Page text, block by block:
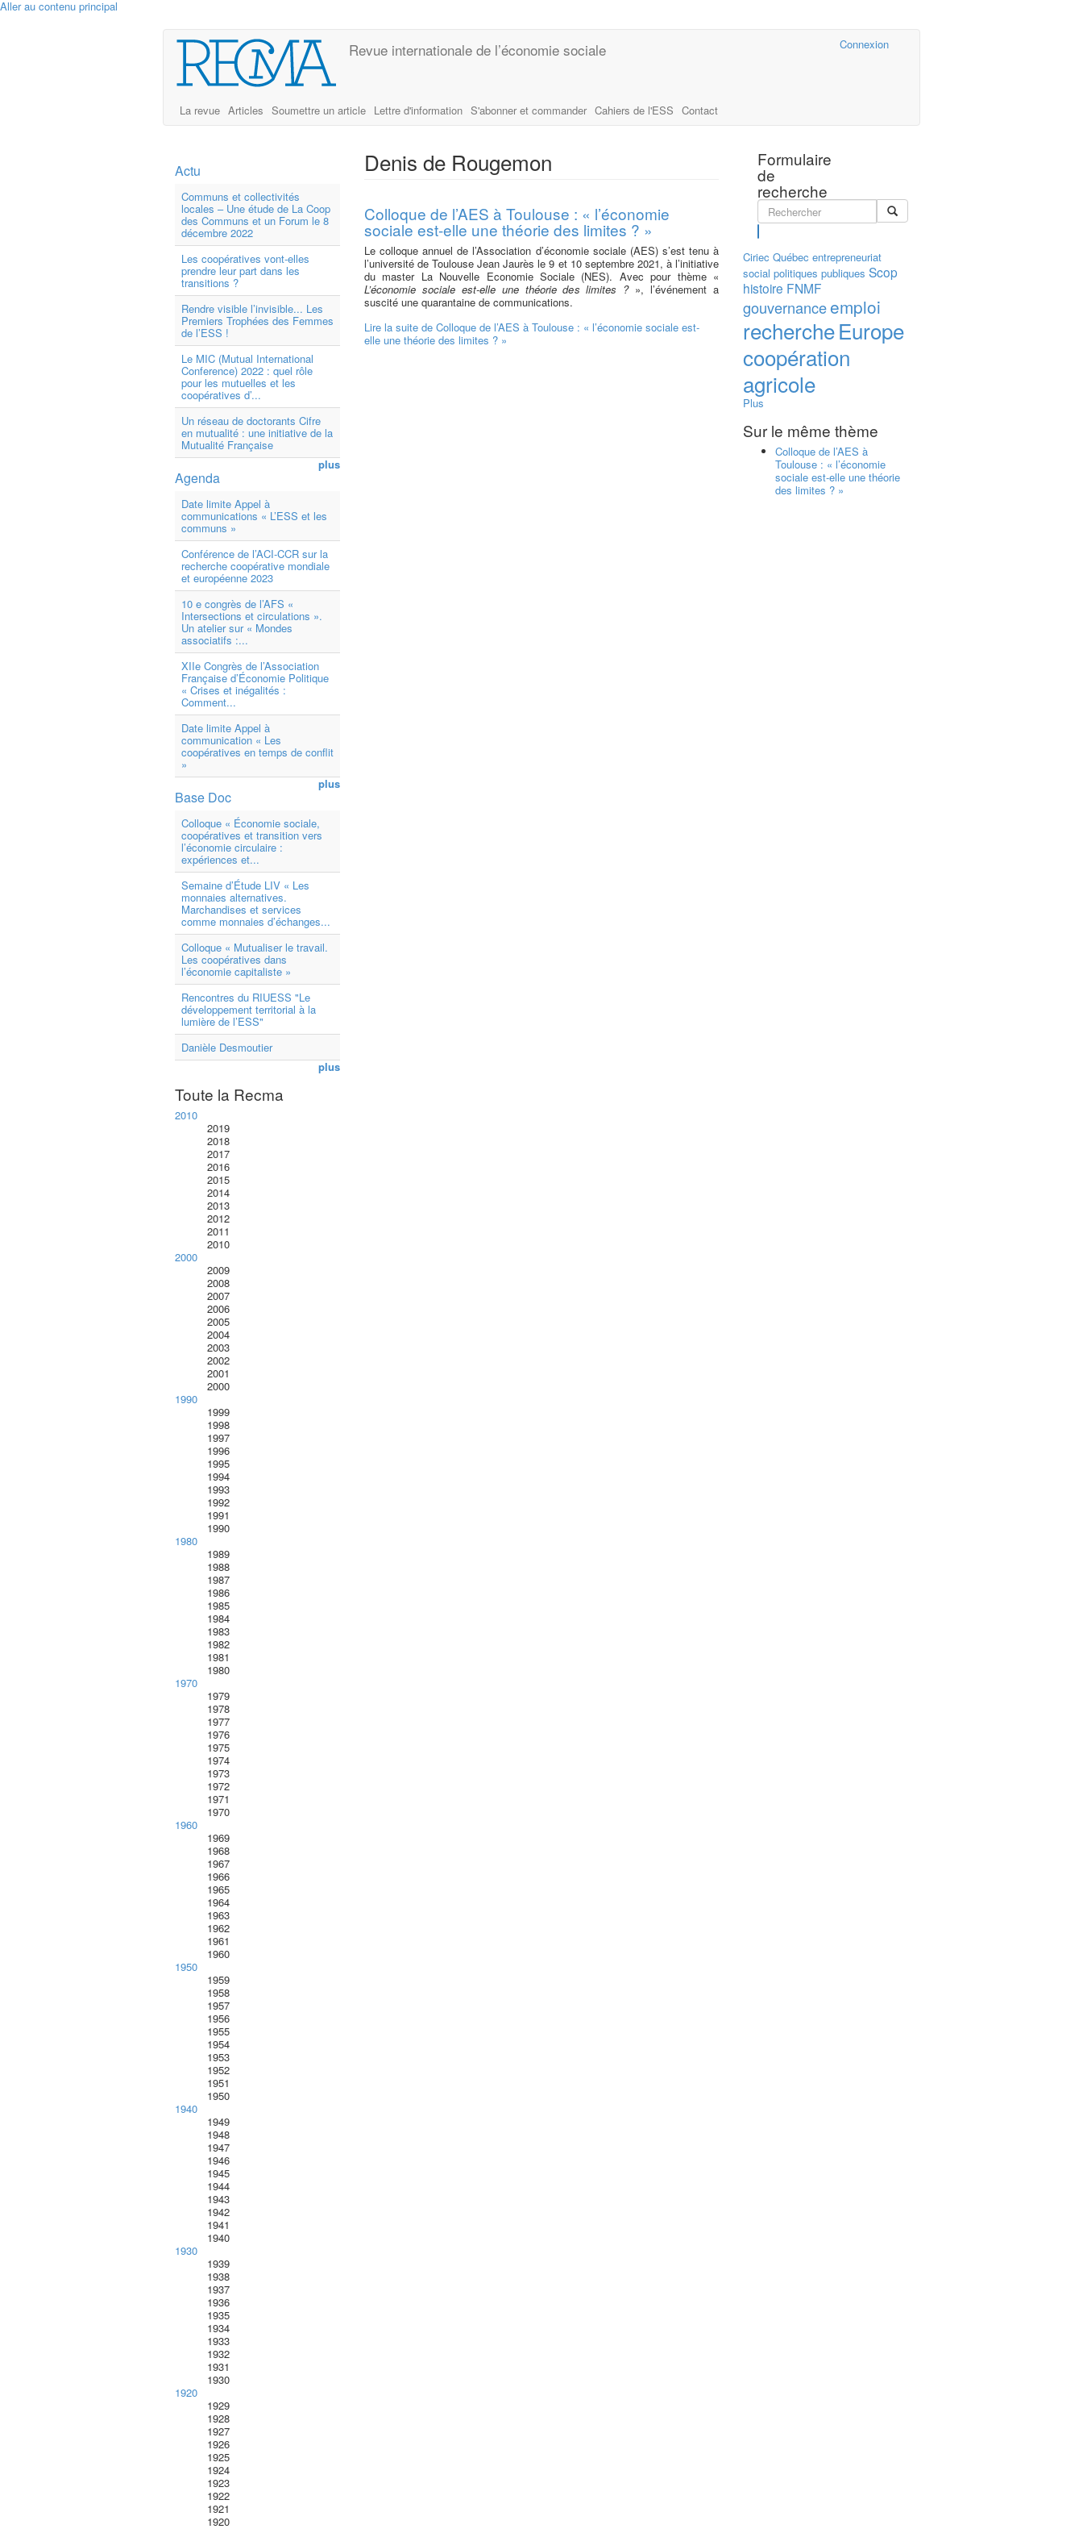
Aller au contenu principal
Connexion
Revue internationale de l’économie sociale
La revue Articles Soumettre un article Lettre d'information S'abonner et commander Cahiers de l'ESS Contact
Formulaire
de
recherche
Actu
Communs et collectivités
locales – Une étude de La Coop
des Communs et un Forum le 8
décembre 2022
Les coopératives vont-elles
prendre leur part dans les
transitions ?
Rendre visible l’invisible... Les
Premiers Trophées des Femmes
de l’ESS !
Le MIC (Mutual International
Conference) 2022 : quel rôle
pour les mutuelles et les
coopératives d’...
Un réseau de doctorants Cifre
en mutualité : une initiative de la
Mutualité Française
plus
Agenda
Date limite Appel à
communications « L’ESS et les
communs »
Conférence de l’ACI-CCR sur la
recherche coopérative mondiale
et européenne 2023
10 e congrès de l’AFS «
Intersections et circulations ».
Un atelier sur « Mondes
associatifs :...
XIIe Congrès de l’Association
Française d’Économie Politique
« Crises et inégalités :
Comment...
Date limite Appel à
communication « Les
coopératives en temps de conflit
»
plus
Base Doc
Colloque « Économie sociale,
coopératives et transition vers
l’économie circulaire :
expériences et...
Semaine d’Étude LIV « Les
monnaies alternatives.
Marchandises et services
comme monnaies d’échanges...
Colloque « Mutualiser le travail.
Les coopératives dans
l’économie capitaliste »
Rencontres du RIUESS "Le
développement territorial à la
lumière de l’ESS"
Danièle Desmoutier
plus
Toute la Recma
2010
2019
2018
2017
2016
2015
2014
2013
2012
2011
2010
2000
2009
2008
2007
2006
2005
2004
2003
2002
2001
2000
1990
1999
1998
1997
1996
1995
1994
1993
1992
1991
1990
1980
1989
1988
1987
1986
1985
1984
1983
1982
1981
1980
1970
1979
1978
1977
1976
1975
1974
1973
1972
1971
1970
1960
1969
1968
1967
1966
1965
1964
1963
1962
1961
1960
1950
1959
1958
1957
1956
1955
1954
1953
1952
1951
1950
1940
1949
1948
1947
1946
1945
1944
1943
1942
1941
1940
1930
1939
1938
1937
1936
1935
1934
1933
1932
1931
1930
1920
1929
1928
1927
1926
1925
1924
1923
1922
1921
1920
Denis de Rougemon
Colloque de l’AES à Toulouse : « l’économie
sociale est-elle une théorie des limites ? »
Le colloque annuel de l’Association d’économie sociale (AES) s’est tenu à
l’université de Toulouse Jean Jaurès le 9 et 10 septembre 2021, à l’initiative
du master La Nouvelle Economie Sociale (NES). Avec pour thème «
L’économie sociale est-elle une théorie des limites ?», l’événement a
suscité une quarantaine de communications.
Lire la suite de Colloque de l’AES à Toulouse : « l’économie sociale est-
elle une théorie des limites ? »
Ciriec Québec entrepreneuriat
social politiques publiques Scop
histoire FNMF
gouvernanceemploi
rechercheEurope
coopération
agricole
Plus
Sur le même thème
Colloque de l’AES à
Toulouse : « l’économie
sociale est-elle une théorie
des limites ? »